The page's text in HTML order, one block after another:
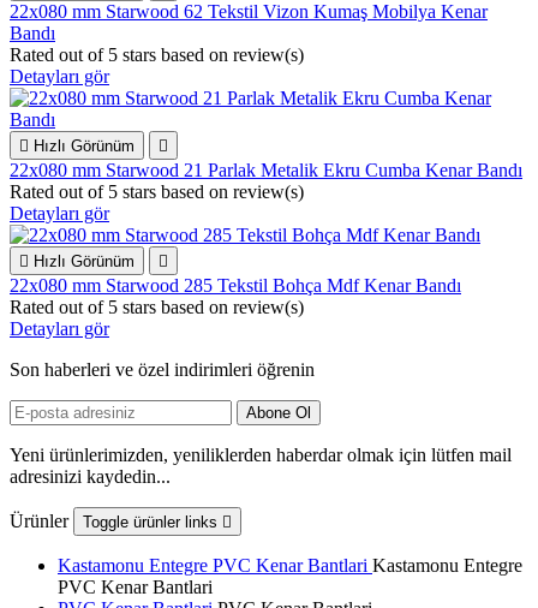
22x080 mm Starwood 62 Tekstil Vizon Kumaş Mobilya Kenar
Bandı
Rated out of 5 stars based on review(s)
Detayları gör
 Hızlı Görünüm 
22x080 mm Starwood 21 Parlak Metalik Ekru Cumba Kenar Bandı
Rated out of 5 stars based on review(s)
Detayları gör
 Hızlı Görünüm 
22x080 mm Starwood 285 Tekstil Bohça Mdf Kenar Bandı
Rated out of 5 stars based on review(s)
Detayları gör
Son haberleri ve özel indirimleri öğrenin
Yeni ürünlerimizden, yeniliklerden haberdar olmak için lütfen mail
adresinizi kaydedin...
Ürünler Toggle ürünler links 
Kastamonu Entegre PVC Kenar Bantlari Kastamonu Entegre
PVC Kenar Bantlari